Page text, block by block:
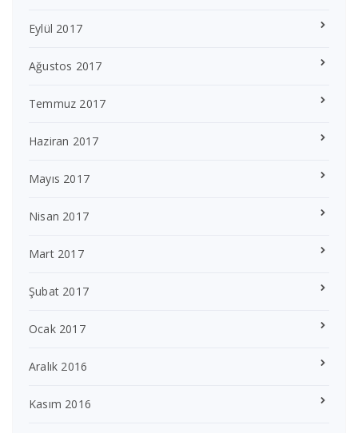
Eylül 2017
Ağustos 2017
Temmuz 2017
Haziran 2017
Mayıs 2017
Nisan 2017
Mart 2017
Şubat 2017
Ocak 2017
Aralık 2016
Kasım 2016